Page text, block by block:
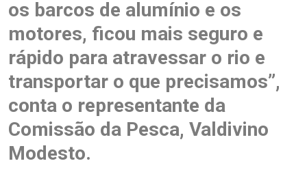
os barcos de alumínio e os
motores, ficou mais seguro e
rápido para atravessar o rio e
transportar o que precisamos”,
conta o representante da
Comissão da Pesca, Valdivino
Modesto.